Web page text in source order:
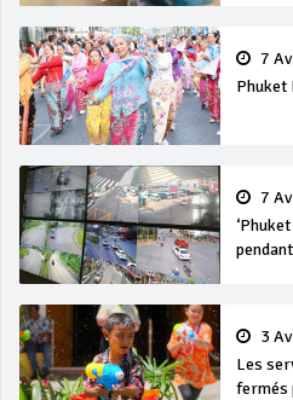
7
Phuket
7
3
Les
fermés